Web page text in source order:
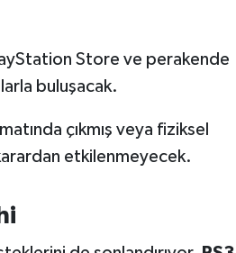
Store ve perakende
buluşacak.
çıkmış veya fiziksel
etkilenmeyecek.